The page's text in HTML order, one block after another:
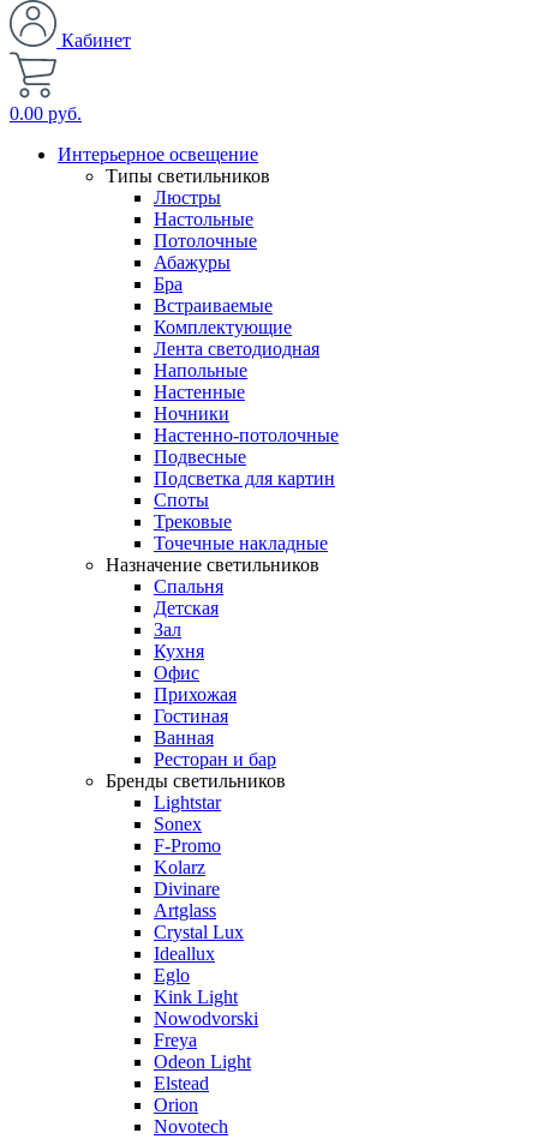
Кабинет
0.00 руб.
Интерьерное освещение
Типы светильников
Люстры
Настольные
Потолочные
Абажуры
Бра
Встраиваемые
Комплектующие
Лента светодиодная
Напольные
Настенные
Ночники
Настенно-потолочные
Подвесные
Подсветка для картин
Споты
Трековые
Точечные накладные
Назначение светильников
Спальня
Детская
Зал
Кухня
Офис
Прихожая
Гостиная
Ванная
Ресторан и бар
Бренды светильников
Lightstar
Sonex
F-Promo
Kolarz
Divinare
Artglass
Crystal Lux
Ideallux
Eglo
Kink Light
Nowodvorski
Freya
Odeon Light
Elstead
Orion
Novotech